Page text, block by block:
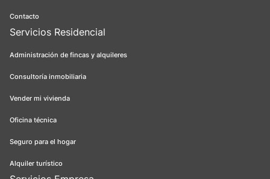
Contacto
Servicios Residencial
Administración de fincas y alquileres
Consultoría inmobiliaria
Vender mi vivienda
Oficina técnica
Seguro para el hogar
Alquiler turístico